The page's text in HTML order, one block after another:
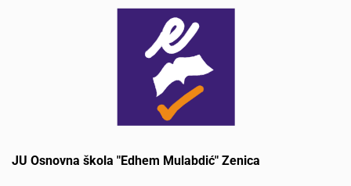
JU Osnovna škola "Edhem Mulabdić" Zenica